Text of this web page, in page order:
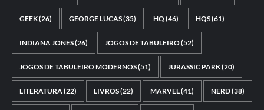
GEEK(26) GEORGE LUCAS(35) HQ(46) HQS(61)
INDIANA JONES(26) JOGOS DE TABULEIRO(52)
JOGOS DE TABULEIRO MODERNOS(51) JURASSIC PARK(20)
LITERATURA(22) LIVROS(22) MARVEL(41) NERD(38)